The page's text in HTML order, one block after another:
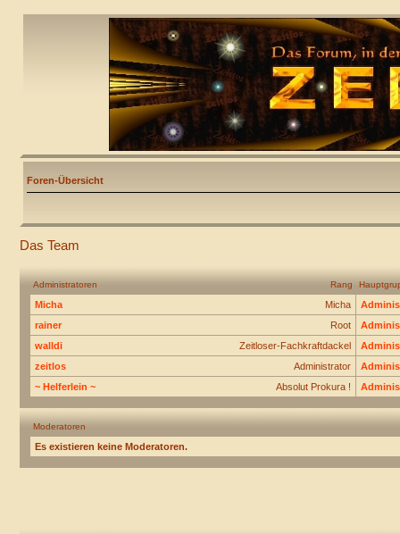
Foren-Übersicht
Das Team
Rang
Administratoren
Micha
Micha
Root
rainer
Zeitloser-Fachkraftdackel
walldi
Administrator
zeitlos
Absolut Prokura !
~ Helferlein ~
Moderatoren
Es existieren keine Moderatoren.